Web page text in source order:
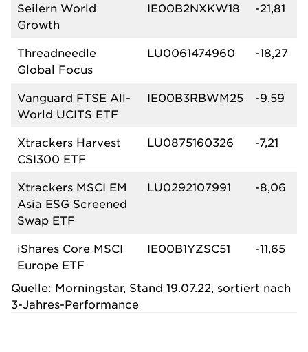
Seilern World
Growth
IE00B2NXKW18 -21,81
Threadneedle
Global Focus
LU0061474960 -18,27
Vanguard FTSE All-
World UCITS ETF
IE00B3RBWM25 -9,59
Xtrackers Harvest
CSI300 ETF
LU0875160326 -7,21
Xtrackers MSCI EM
Asia ESG Screened
Swap ETF
LU0292107991 -8,06
iShares Core MSCI
Europe ETF
IE00B1YZSC51 -11,65
Quelle: Morningstar, Stand 19.07.22, sortiert nach
3-Jahres-Performance